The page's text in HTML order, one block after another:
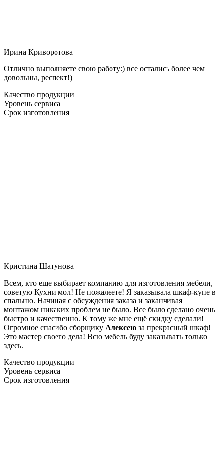
Ирина Криворотова
Отлично выполняете свою работу:) все остались более чем
довольны, респект!)
Качество продукции
Уровень сервиса
Срок изготовления
Кристина Шатунова
Всем, кто еще выбирает компанию для изготовления мебели,
советую Кухни мол! Не пожалеете! Я заказывала шкаф-купе в
спальню. Начиная с обсуждения заказа и заканчивая
монтажом никаких проблем не было. Все было сделано очень
быстро и качественно. К тому же мне ещё скидку сделали!
Огромное спасибо сборщику Алексею за прекрасный шкаф!
Это мастер своего дела! Всю мебель буду заказывать только
здесь.
Качество продукции
Уровень сервиса
Срок изготовления